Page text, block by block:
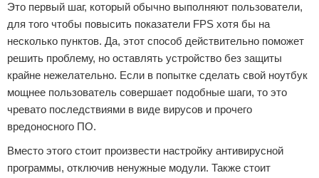
Это первый шаг, который обычно выполняют пользователи,
для того чтобы повысить показатели FPS хотя бы на
несколько пунктов. Да, этот способ действительно поможет
решить проблему, но оставлять устройство без защиты
крайне нежелательно. Если в попытке сделать свой ноутбук
мощнее пользователь совершает подобные шаги, то это
чревато последствиями в виде вирусов и прочего
вредоносного ПО.
Вместо этого стоит произвести настройку антивирусной
программы, отключив ненужные модули. Также стоит